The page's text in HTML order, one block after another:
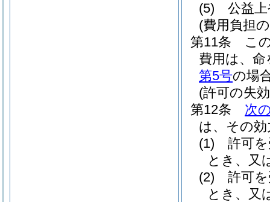
(5)
公益
(費用負担
第11条
こ
費用は、
第5号の場
(許可の失
第12条
次
は、その
(1)
許可
とき、又
(2)
許可
とき、又